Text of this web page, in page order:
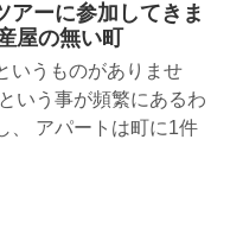
アーに参加してきま
屋の無い町
いうものがありませ
いう事が頻繁にあるわ
、 アパートは町に1件